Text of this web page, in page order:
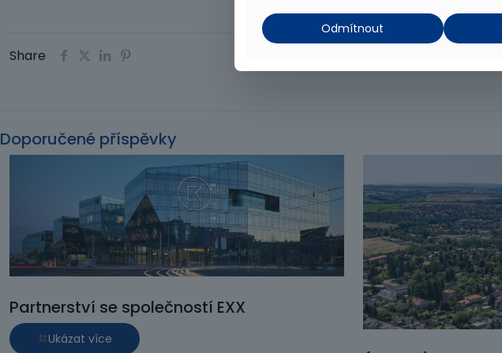
Share
Doporučené příspěvky
Partnerství se společností EXX
Ukázat více
Odmítnout